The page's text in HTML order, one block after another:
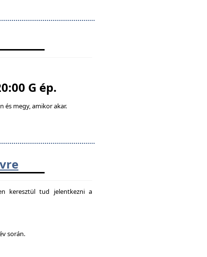
G ép.
és megy, amikor akar.
keresztül tud jelentkezni a
során.